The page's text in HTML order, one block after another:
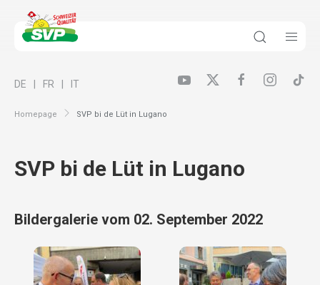
Homepage SVP bi de Lüt in Lugano
DE FR IT
SVP bi de Lüt in Lugano
Bildergalerie vom 02. September 2022